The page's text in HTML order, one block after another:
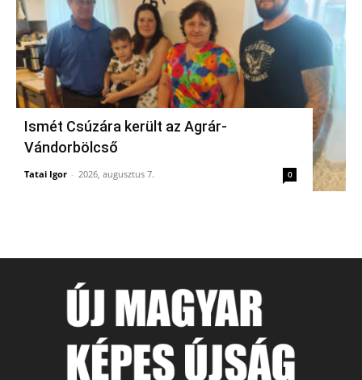
Ismét Csúzára került az Agrár-
Vándorbölcső
Tatai Igor - 2026, augusztus 7. 0